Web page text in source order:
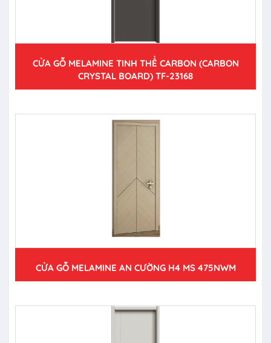
CỬA GỖ MELAMINE TINH THỂ CARBON (CARBON
CRYSTAL BOARD) TF-23168
CỬA GỖ MELAMINE AN CƯỜNG H4 MS 475NWM